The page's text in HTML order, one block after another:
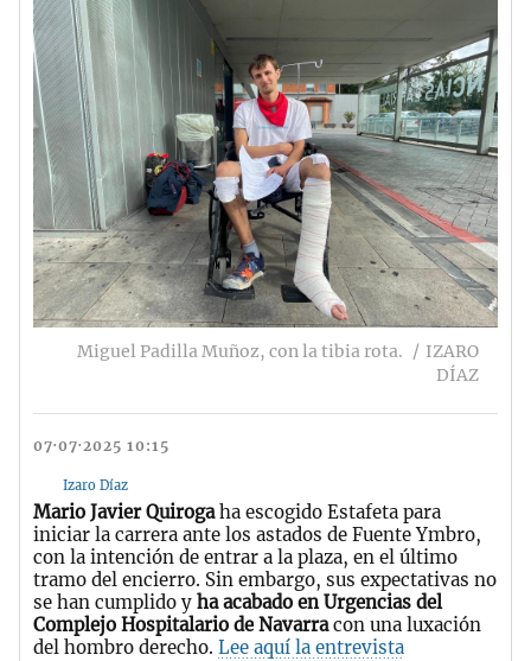
Miguel Padilla Muñoz, con la tibia rota.
IZARO
DÍAZ
07·07·2025 10:15
Izaro Díaz
Mario Javier Quirogaha escogido Estafeta para
iniciar la carrera ante los astados de Fuente Ymbro,
con la intención de entrar a la plaza, en el último
tramo del encierro. Sin embargo, sus expectativas no
se han cumplido y ha acabado en Urgencias del
Complejo Hospitalario de Navarracon una luxación
del hombro derecho. Lee aquí la entrevista